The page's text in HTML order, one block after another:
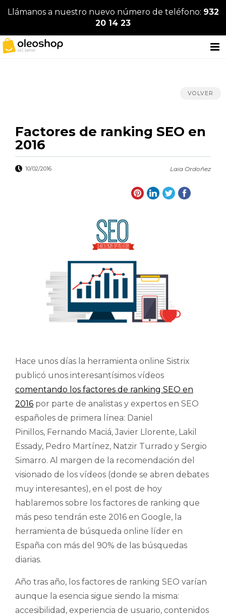
Llámanos a nuestro nuevo número de teléfono: 932
20 14 23
VOLVER
Factores de ranking SEO en
2016
Laia Ordoñez
10/02/2016
Hace unos días la herramienta online Sistrix
publicó unos interesantísimos vídeos
comentando los factores de ranking SEO en
2016 por parte de analistas y expertos en SEO
españoles de primera línea: Daniel
Pinillos, Fernando Maciá, Javier Llorente, Lakil
Essady, Pedro Martínez, Natzir Turrado y Sergio
Simarro. Al margen de la recomendación del
visionado de los vídeos (donde se abren debates
muy interesantes), en el post de hoy
hablaremos sobre los factores de ranking que
más peso tendrán este 2016 en Google, la
herramienta de búsqueda online líder en
España con más del 90% de las búsquedas
diarias.
Año tras año, los factores de ranking SEO varían
aunque la esencia sigue siendo la misma:
accesibilidad, experiencia de usuario, contenidos